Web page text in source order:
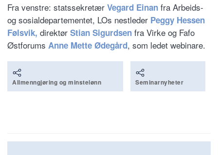
Fra venstre: statssekretær Vegard Einan fra Arbeids-
og sosialdepartementet, LOs nestleder Peggy Hessen
Følsvik, direktør Stian Sigurdsen fra Virke og Fafo
Østforums Anne Mette Ødegård, som ledet webinare.
Allmenngjøring og minstelønn Seminarnyheter